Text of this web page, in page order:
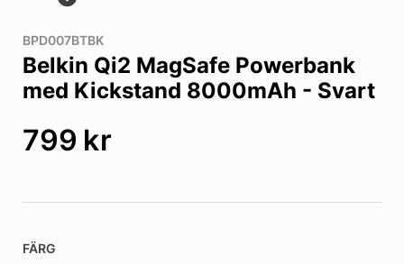
BPD007BTBK
Belkin Qi2 MagSafe Powerbank
med Kickstand 8000mAh - Svart
799 kr
FÄRG